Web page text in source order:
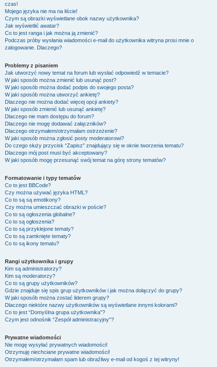
czas!
Mojego języka nie ma na liście!
Czym są obrazki wyświetlane obok nazwy użytkownika?
Jak wyświetlić awatar?
Co to jest ranga i jak można ją zmienić?
Podczas próby wysłania wiadomości e-mail do użytkownika witryna prosi mnie o
zalogowanie. Dlaczego?
Problemy z pisaniem
Jak utworzyć nowy temat na forum lub wysłać odpowiedź w temacie?
W jaki sposób można zmienić lub usunąć post?
W jaki sposób można dodać podpis do swojego posta?
W jaki sposób można utworzyć ankietę?
Dlaczego nie można dodać więcej opcji ankiety?
W jaki sposób zmienić lub usunąć ankietę?
Dlaczego nie mam dostępu do forum?
Dlaczego nie mogę dodawać załączników?
Dlaczego otrzymałem/otrzymałam ostrzeżenie?
W jaki sposób można zgłosić posty moderatorowi?
Do czego służy przycisk “Zapisz” znajdujący się w oknie tworzenia tematu?
Dlaczego mój post musi być akceptowany?
W jaki sposób mogę przesunąć swój temat na górę strony tematów?
Formatowanie i typy tematów
Co to jest BBCode?
Czy można używać języka HTML?
Co to są są emotikony?
Czy można umieszczać obrazki w poście?
Co to są ogłoszenia globalne?
Co to są ogłoszenia?
Co to są przyklejone tematy?
Co to są zamknięte tematy?
Co to są ikony tematu?
Rangi użytkownika i grupy
Kim są administratorzy?
Kim są moderatorzy?
Co to są grupy użytkowników?
Gdzie znajduje się spis grup użytkowników i jak można dołączyć do grupy?
W jaki sposób można zostać liderem grupy?
Dlaczego niektóre nazwy użytkowników są wyświetlane innymi kolorami?
Co to jest “Domyślna grupa użytkownika”?
Czym jest odnośnik “Zespół administracyjny”?
Prywatne wiadomości
Nie mogę wysyłać prywatnych wiadomości!
Otrzymuję niechciane prywatne wiadomości!
Otrzymałem/otrzymałam spam lub obraźliwy e-mail od kogoś z tej witryny!